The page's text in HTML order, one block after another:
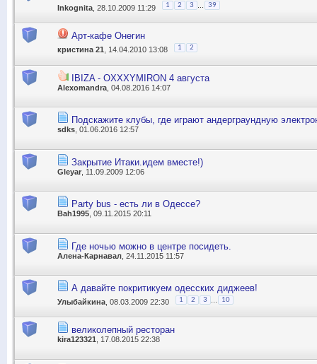
Inkognita , 28.10.2009 11:29 1 2 3 ... 39
Арт-кафе Онегин
кристина 21 , 14.04.2010 13:08 1 2
IBIZA - OXXXYMIRON 4 августа
Alexomandra , 04.08.2016 14:07
Подскажите клубы, где играют андерграундную
sdks , 01.06.2016 12:57
Закрытие Итаки.идем вместе!)
Gleyar , 11.09.2009 12:06
Party bus - есть ли в Одессе?
Bah1995 , 09.11.2015 20:11
Где ночью можно в центре посидеть.
Алена-Карнавал , 24.11.2015 11:57
А давайте покритикуем одесских диджеев!
Улыбайкина , 08.03.2009 22:30 1 2 3 10
великолепный ресторан
kira123321, 17.08.2015 22:38